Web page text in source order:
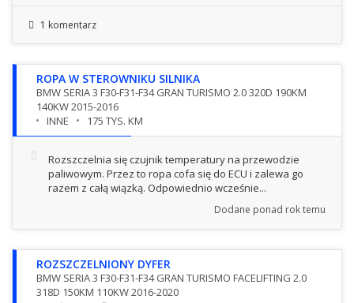
1 komentarz
ROPA W STEROWNIKU SILNIKA
BMW SERIA 3 F30-F31-F34 GRAN TURISMO 2.0 320D 190KM
140KW 2015-2016
INNE
175 TYS. KM
Rozszczelnia się czujnik temperatury na przewodzie
paliwowym. Przez to ropa cofa się do ECU i zalewa go
razem z całą wiązką. Odpowiednio wcześnie...
Dodane ponad rok temu
ROZSZCZELNIONY DYFER
BMW SERIA 3 F30-F31-F34 GRAN TURISMO FACELIFTING 2.0
318D 150KM 110KW 2016-2020